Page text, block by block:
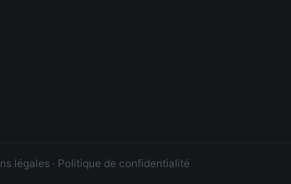
légales · Politique de confidentialité